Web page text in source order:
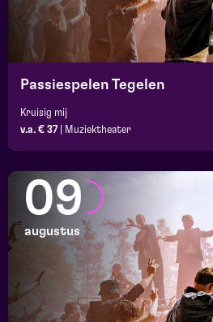
Passiespelen Tegelen
Kruisig mij
v.a. € 37
Muziektheater
09
augustus